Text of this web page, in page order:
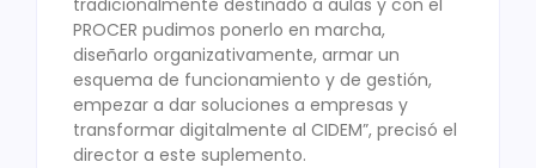
PROCER pudimos ponerlo en marcha,
diseñarlo organizativamente, armar un
esquema de funcionamiento y de gestión,
empezar a dar soluciones a empresas y
transformar digitalmente al CIDEM”, precisó el
director a este suplemento.